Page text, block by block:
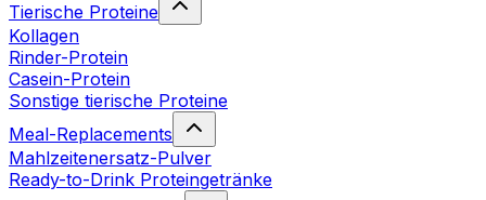
Tierische Proteine
Kollagen
Rinder-Protein
Casein-Protein
Sonstige tierische Proteine
Meal-Replacements
Mahlzeitenersatz-Pulver
Ready-to-Drink Proteingetränke